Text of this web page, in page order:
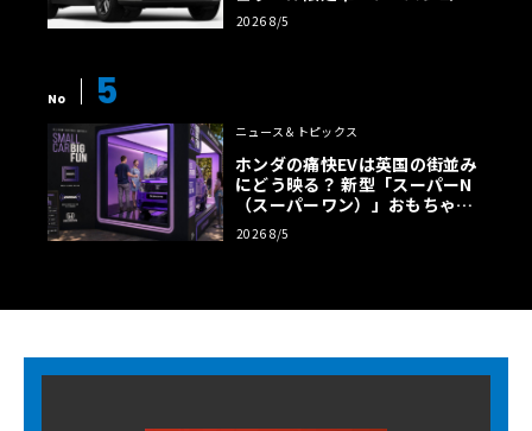
トラスト・エディション」登場
2026 8/5
No 5
ニュース＆トピックス
ホンダの痛快EVは英国の街並み
にどう映る？ 新型「スーパーN
（スーパーワン）」おもちゃ箱
ツアーの全貌
2026 8/5